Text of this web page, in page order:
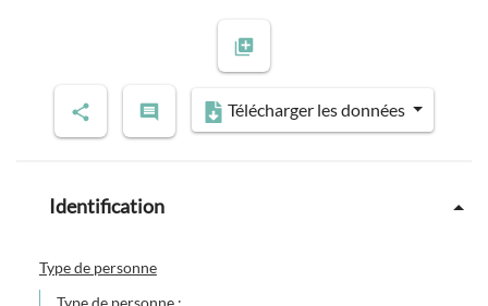
Télécharger les données
Identification
Type de personne
Type de personne :